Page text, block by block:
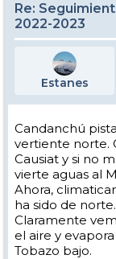
Re:
2022-2023
Estanes
Candanchú
vertiente norte.
Causiat y si no
vierte aguas al
Ahora,
ha sido de
Claramente
el aire y
Tobazo bajo.